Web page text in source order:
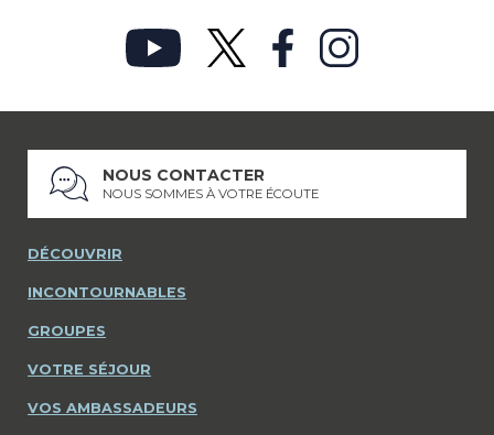
NOUS CONTACTER
NOUS SOMMES À VOTRE ÉCOUTE
DÉCOUVRIR
INCONTOURNABLES
GROUPES
VOTRE SÉJOUR
VOS AMBASSADEURS